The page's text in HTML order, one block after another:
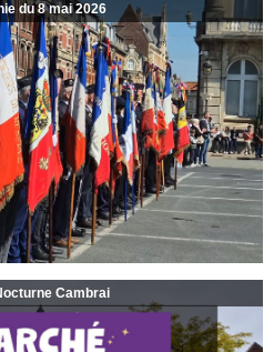
du 8 mai 2026
Cambrai